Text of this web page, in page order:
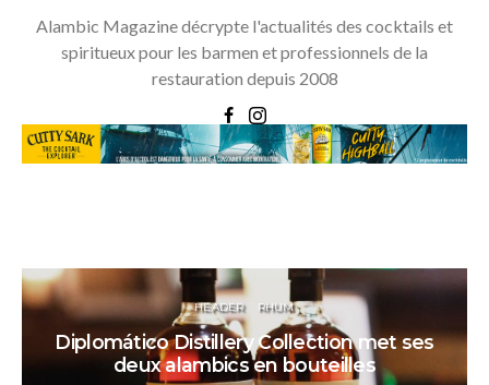
Alambic Magazine décrypte l'actualités des cocktails et
spiritueux pour les barmen et professionnels de la
restauration depuis 2008
HEADER RHUM
Diplomático Distillery Collection met ses
deux alambics en bouteilles